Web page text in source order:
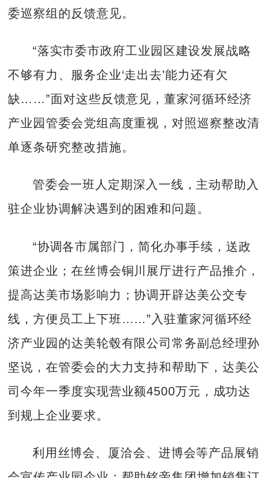
委巡察组的反馈意见。
“落实市委市政府工业园区建设发展战略
不够有力、服务企业‘走出去’能力还有欠
缺……”面对这些反馈意见，董家河循环经济
产业园管委会党组高度重视，对照巡察整改清
单逐条研究整改措施。
管委会一班人定期深入一线，主动帮助入
驻企业协调解决遇到的困难和问题。
“协调各市属部门，简化办事手续，送政
策进企业；在丝博会铜川展厅进行产品推介，
提高达美市场影响力；协调开辟达美公交专
线，方便员工上下班……”入驻董家河循环经
济产业园的达美轮毂有限公司常务副总经理孙
坚说，在管委会的大力支持和帮助下，达美公
司今年一季度实现营业额4500万元，成功达
到规上企业要求。
利用丝博会、厦洽会、进博会等产品展销